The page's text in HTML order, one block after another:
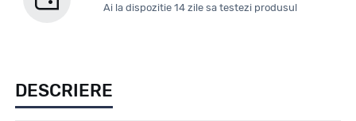
Ai la dispozitie 14 zile sa testezi produsul
DESCRIERE